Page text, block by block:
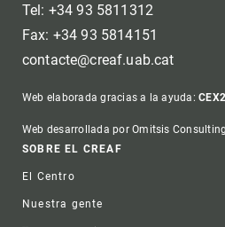
Tel: +34 93 5811312
Fax: +34 93 5814151
contacte@creaf.uab.cat
Web elaborada gracias a la ayuda:
Web desarrollada por Omitsis Consulting
Footer
SOBRE EL CREAF
El Centro
Nuestra gente